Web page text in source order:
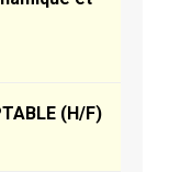
(H/F)